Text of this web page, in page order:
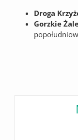
Droga
Gorzkie